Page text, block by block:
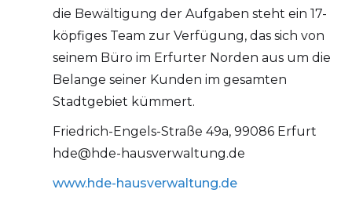
die Bewältigung der Aufgaben steht ein 17-
köpfiges Team zur Verfügung, das sich von
seinem Büro im Erfurter Norden aus um die
Belange seiner Kunden im gesamten
Stadtgebiet kümmert.
Friedrich-Engels-Straße 49a, 99086 Erfurt
hde@hde-hausverwaltung.de
www.hde-hausverwaltung.de